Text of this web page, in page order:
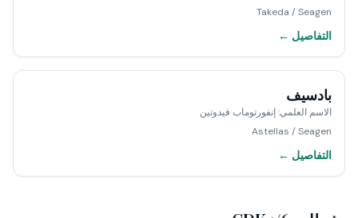
Takeda / Seagen
التفاصيل ←
بادسيف
الاسم العلمي:إنفورتوماب فيدوتين
Astellas / Seagen
التفاصيل ←